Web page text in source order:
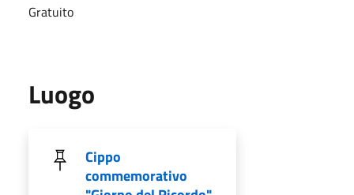
Gratuito
Luogo
Cippo
commemorativo